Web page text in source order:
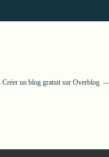
Créer un blog gratuit sur Overblog